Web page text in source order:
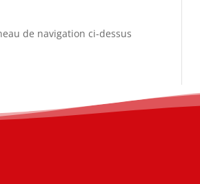
de navigation ci-dessus